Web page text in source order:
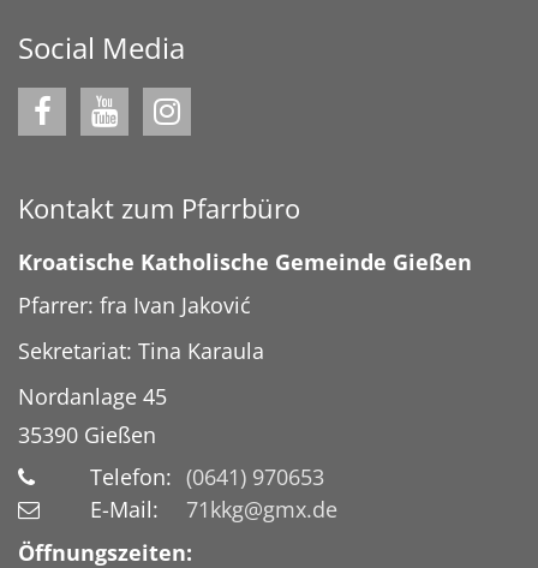
Social Media
Kontakt zum Pfarrbüro
Kroatische Katholische Gemeinde Gießen
Pfarrer: fra Ivan Jaković
Sekretariat: Tina Karaula
Nordanlage 45
35390 Gießen
Telefon: (0641) 970653
E-Mail:
71kkg@gmx.de
Öffnungszeiten: